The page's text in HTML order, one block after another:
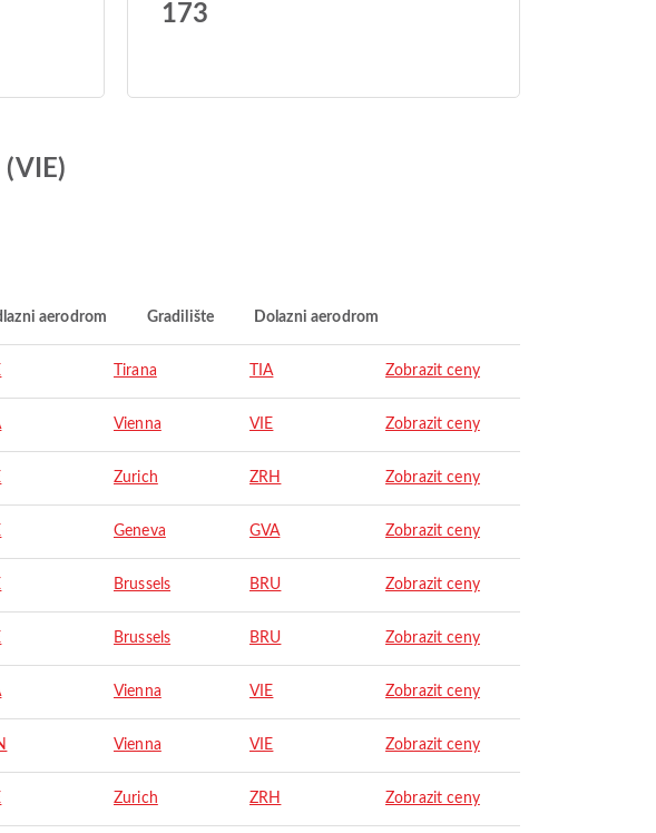
173
aerodrom Gradilište Dolazni aerodrom
Tirana TIA Zobrazit ceny
Vienna VIE Zobrazit ceny
Zurich ZRH Zobrazit ceny
Geneva GVA Zobrazit ceny
Brussels BRU Zobrazit ceny
Brussels BRU Zobrazit ceny
Vienna VIE Zobrazit ceny
Vienna VIE Zobrazit ceny
Zurich ZRH Zobrazit ceny